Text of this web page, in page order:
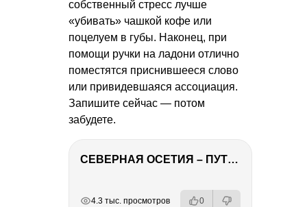
собственный стресс лучше
«убивать» чашкой кофе или
поцелуем в губы. Наконец, при
помощи ручки на ладони отлично
поместятся приснившееся слово
или привидевшаяся ассоциация.
Запишите сейчас — потом
забудете.
СЕВЕРНАЯ ОСЕТИЯ – ПУТЕШЕСТВИЕ НА КАВКАЗ часть 4
4.3 тыс. просмотров 0